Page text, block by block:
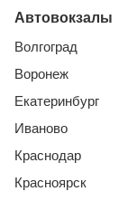
Автовокзалы
Волгоград
Воронеж
Екатеринбург
Иваново
Краснодар
Красноярск